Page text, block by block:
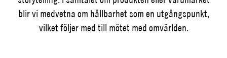
blir vi medvetna om hållbarhet som en utgångspunkt,
vilket följer med till mötet med omvärlden.